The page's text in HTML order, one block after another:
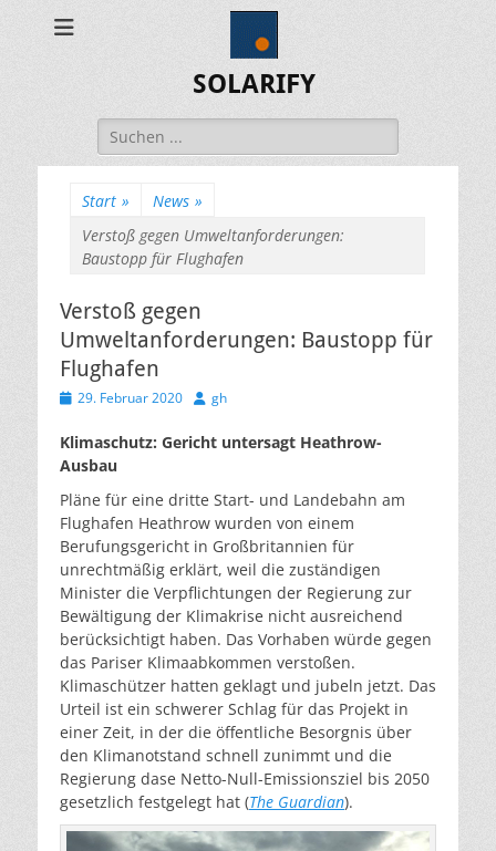
SOLARIFY
Suchen
nach:
Start » News »
Verstoß gegen Umweltanforderungen:
Baustopp für Flughafen
Verstoß gegen
Umweltanforderungen: Baustopp für
Flughafen
Veröffentlicht
29. Februar 2020 Autor
gh
Klimaschutz: Gericht untersagt Heathrow-
Ausbau
Pläne für eine dritte Start- und Landebahn am
Flughafen Heathrow wurden von einem
Berufungsgericht in Großbritannien für
unrechtmäßig erklärt, weil die zuständigen
Minister die Verpflichtungen der Regierung zur
Bewältigung der Klimakrise nicht ausreichend
berücksichtigt haben. Das Vorhaben würde gegen
das Pariser Klimaabkommen verstoßen.
Klimaschützer hatten geklagt und jubeln jetzt. Das
Urteil ist ein schwerer Schlag für das Projekt in
einer Zeit, in der die öffentliche Besorgnis über
den Klimanotstand schnell zunimmt und die
Regierung dase Netto-Null-Emissionsziel bis 2050
gesetzlich festgelegt hat (The Guardian).